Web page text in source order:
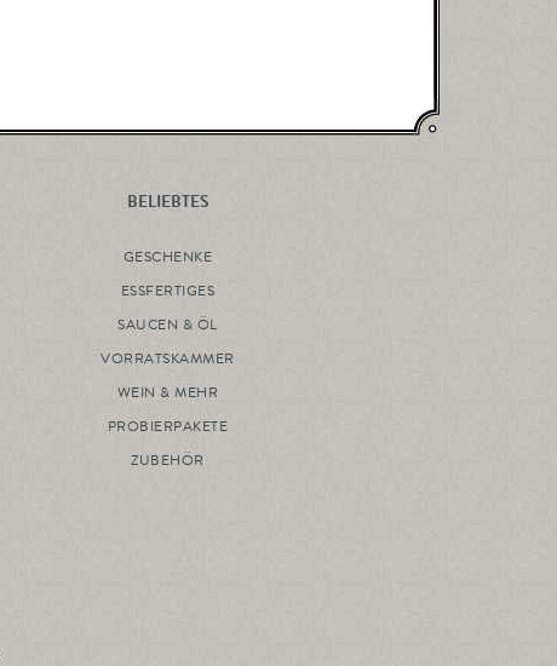
BELIEBTES
GESCHENKE
ESSFERTIGES
SAUCEN & ÖL
VORRATSKAMMER
WEIN & MEHR
PROBIERPAKETE
ZUBEHÖR